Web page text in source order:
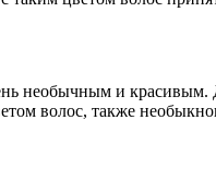
необычным и
волос, также